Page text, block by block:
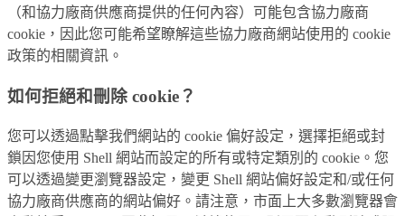
（和協力廠商供應商提供的任何內容）可能包含協力廠商
cookie，因此您可能希望瞭解這些協力廠商網站使用的 cookie
政策的相關資訊。
如何拒絕和刪除 cookie？
您可以透過點擊我們網站的 cookie 偏好設定，選擇拒絕或封
鎖因您使用 Shell 網站而設定的所有或特定類別的 cookie。您
可以透過變更瀏覽器設定，變更 Shell 網站偏好設定和/或任何
協力廠商供應商的網站偏好。請注意，市面上大多數瀏覽器會